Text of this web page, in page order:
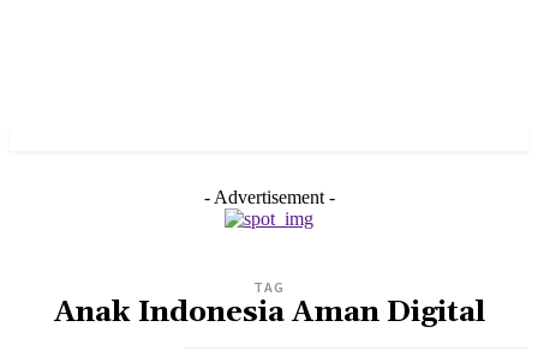
- Advertisement -
TAG
Anak Indonesia Aman Digital